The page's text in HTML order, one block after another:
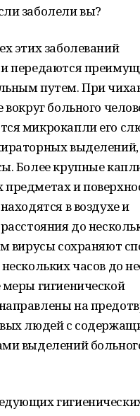
заболели вы?
этих заболеваний
передаются
путем. При
больного
микрокапли его
Более крупные
и
в воздухе и
до
вирусы сохраняют
часов до
гигиенической
на
людей с
выделений